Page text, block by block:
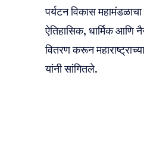
पर्यटन विकास
ऐतिहासिक, धार्मिक आणि
वितरण करून
यांनी सांगितले.